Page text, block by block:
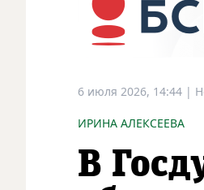
6 июля 2026, 14:44 |
ИРИНА АЛЕКСЕЕВА
В